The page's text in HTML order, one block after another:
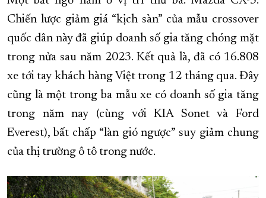
Chiến lược giảm giá “kịch sàn” của mẫu crossover
quốc dân này đã giúp doanh số gia tăng chóng mặt
trong nửa sau năm 2023. Kết quả là, đã có 16.808
xe tới tay khách hàng Việt trong 12 tháng qua. Đây
cũng là một trong ba mẫu xe có doanh số gia tăng
trong năm nay (cùng với KIA Sonet và Ford
Everest), bất chấp “làn gió ngược” suy giảm chung
của thị trường ô tô trong nước.